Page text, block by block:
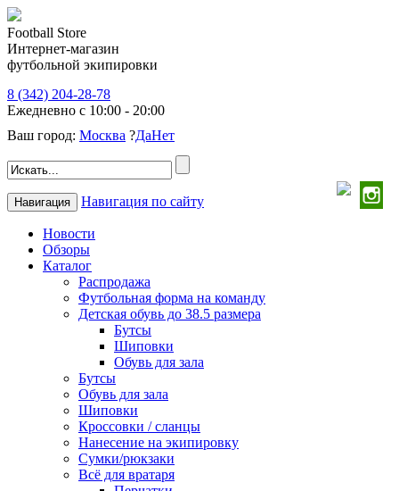
Football Store
Интернет-магазин
футбольной экипировки
8 (342) 204-28-78
Ежедневно с 10:00 - 20:00
Ваш город: Москва ?ДаНет
Навигация Навигация по сайту
Новости
Обзоры
Каталог
Распродажа
Футбольная форма на команду
Детская обувь до 38.5 размера
Бутсы
Шиповки
Обувь для зала
Бутсы
Обувь для зала
Шиповки
Кроссовки / сланцы
Нанесение на экипировку
Сумки/рюкзаки
Всё для вратаря